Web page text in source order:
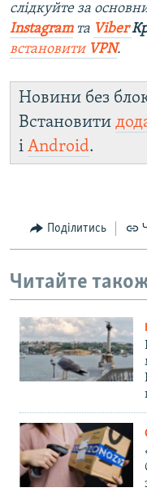
слідкуйте за
Instagramта Viber
встановити VPN.
Новини без
Встановити
і Android.
Поділитись
Читайте